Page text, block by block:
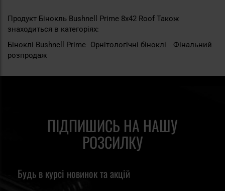
Продукт Бінокль Bushnell Prime 8x42 Roof Також
знаходиться в категоріях:
Біноклі Bushnell Prime Орнітологічні біноклі
Фінальний
розпродаж
ПІДПИШИСЬ НА НАШУ
РОЗСИЛКУ
Будь в курсі новинок та акцій